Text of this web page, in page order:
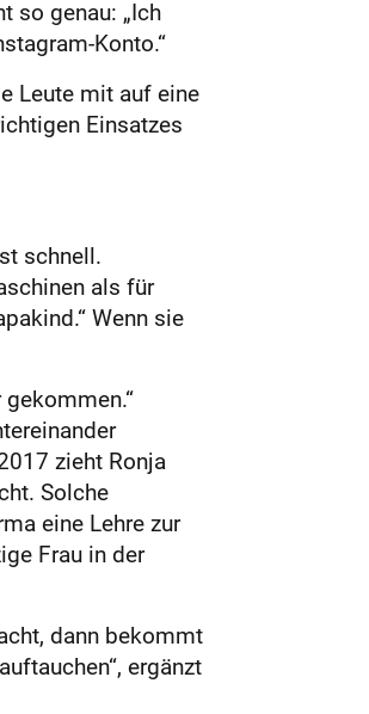
so genau: „Ich
Konto.“
Leute mit auf eine
Einsatzes
schnell.
als für
Wenn sie
zieht Ronja
Solche
eine Lehre zur
Frau in der
dann bekommt
ergänzt